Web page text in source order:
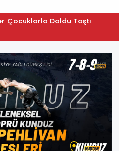
Çocuklarla Doldu Taştı